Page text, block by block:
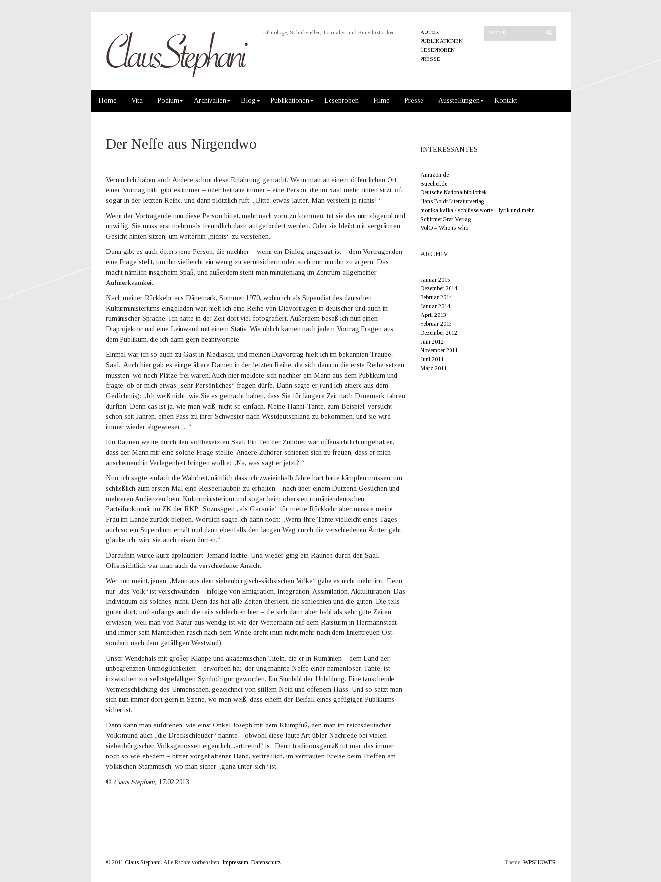
Ethnologe, Schriftsteller, Journalist und Kunsthistoriker
AUTOR
PUBLIKATIONEN
LESEPROBEN
PRESSE
Home Vita Podium Archivalien Blog Publikationen Leseproben Filme Presse Ausstellungen Kontakt
Der Neffe aus Nirgendwo
Vermutlich haben auch Andere schon diese Erfahrung gemacht. Wenn man an einem öffentlichen Ort
einen Vortrag hält, gibt es immer – oder beinahe immer – eine Person, die im Saal mehr hinten sitzt, oft
sogar in der letzten Reihe, und dann plötzlich ruft: „Bitte, etwas lauter. Man versteht ja nichts!“
Wenn der Vortragende nun diese Person bittet, mehr nach vorn zu kommen, tut sie das nur zögernd und
unwillig. Sie muss erst mehrmals freundlich dazu aufgefordert werden. Oder sie bleibt mit vergrämten
Gesicht hinten sitzen, um weiterhin „nichts“ zu verstehen.
Dann gibt es auch öfters jene Person, die nachher – wenn ein Dialog angesagt ist – dem Vortragenden
eine Frage stellt, um ihn vielleicht ein wenig zu verunsichern oder auch nur, um ihn zu ärgern. Das
macht nämlich insgeheim Spaß, und außerdem steht man minutenlang im Zentrum allgemeiner
Aufmerksamkeit.
Nach meiner Rückkehr aus Dänemark, Sommer 1970, wohin ich als Stipendiat des dänischen
Kulturministeriums eingeladen war, hielt ich eine Reihe von Diavorträgen in deutscher und auch in
rumänischer Sprache. Ich hatte in der Zeit dort viel fotografiert. Außerdem besaß ich nun einen
Diaprojektor und eine Leinwand mit einem Stativ. Wie üblich kamen nach jedem Vortrag Fragen aus
dem Publikum, die ich dann gern beantwortete.
Einmal war ich so auch zu Gast in Mediasch, und meinen Diavortrag hielt ich im bekannten Traube-
Saal. Auch hier gab es einige ältere Damen in der letzten Reihe, die sich dann in die erste Reihe setzen
mussten, wo noch Plätze frei waren. Auch hier meldete sich nachher ein Mann aus dem Publikum und
fragte, ob er mich etwas „sehr Persönliches“ fragen dürfe. Dann sagte er (und ich zitiere aus dem
Gedächtnis): „Ich weiß nicht, wie Sie es gemacht haben, dass Sie für längere Zeit nach Dänemark fahren
durften. Denn das ist ja, wie man weiß, nicht so einfach. Meine Hanni-Tante, zum Beispiel, versucht
schon seit Jahren, einen Pass zu ihrer Schwester nach Westdeutschland zu bekommen, und sie wird
immer wieder abgewiesen…“
Ein Raunen wehte durch den vollbesetzten Saal. Ein Teil der Zuhörer war offensichtlich ungehalten,
dass der Mann mir eine solche Frage stellte. Andere Zuhörer schienen sich zu freuen, dass er mich
anscheinend in Verlegenheit bringen wollte: „Na, was sagt er jetzt?!“
Nun, ich sagte einfach die Wahrheit, nämlich dass ich zweieinhalb Jahre hart hatte kämpfen müssen, um
schließlich zum ersten Mal eine Reiseerlaubnis zu erhalten – nach über einem Dutzend Gesuchen und
mehreren Audienzen beim Kulturministerium und sogar beim obersten rumäniendeutschen
Parteifunktionär im ZK der RKP. Sozusagen „als Garantie“ für meine Rückkehr aber musste meine
Frau im Lande zurück bleiben. Wörtlich sagte ich dann noch: „Wenn Ihre Tante vielleicht eines Tages
auch so ein Stipendium erhält und dann ebenfalls den langen Weg durch die verschiedenen Ämter geht,
glaube ich, wird sie auch reisen dürfen.“
Daraufhin wurde kurz applaudiert. Jemand lachte. Und wieder ging ein Raunen durch den Saal.
Offensichtlich war man auch da verschiedener Ansicht.
Wer nun meint, jenen „Mann aus dem siebenbürgisch-sächsischen Volke“ gäbe es nicht mehr, irrt. Denn
nur „das Volk“ ist verschwunden – infolge von Emigration, Integration, Assimilation, Akkulturation. Das
Individuum als solches, nicht. Denn das hat alle Zeiten überlebt, die schlechten und die guten. Die teils
guten dort, und anfangs auch die teils schlechten hier – die sich dann aber bald als sehr gute Zeiten
erwiesen, weil man von Natur aus wendig ist wie der Wetterhahn auf dem Ratsturm in Hermannstadt
und immer sein Mäntelchen rasch nach dem Winde dreht (nun nicht mehr nach dem linientreuen Ost-
sondern nach dem gefälligen Westwind).
Unser Wendehals mit großer Klappe und akademischen Titeln, die er in Rumänien – dem Land der
unbegrenzten Unmöglichkeiten – erworben hat, der ungenannte Neffe einer namenlosen Tante, ist
inzwischen zur selbstgefälligen Symbolfigur geworden. Ein Sinnbild der Unbildung. Eine täuschende
Vermenschlichung des Unmenschen, gezeichnet von stillem Neid und offenem Hass. Und so setzt man
sich nun immer dort gern in Szene, wo man weiß, dass einem der Beifall eines gefügigen Publikums
sicher ist.
Dann kann man aufdrehen, wie einst Onkel Joseph mit dem Klumpfuß, den man im reichsdeutschen
Volksmund auch „die Dreckschleuder“ nannte – obwohl diese laute Art übler Nachrede bei vielen
siebenbürgischen Volksgenossen eigentlich „artfremd“ ist. Denn traditionsgemäß tut man das immer
noch so wie ehedem – hinter vorgehaltener Hand, vertraulich, im vertrauten Kreise beim Treffen am
völkischen Stammtisch, wo man sicher „ganz unter sich“ ist.
© Claus Stephani, 17.02.2013
INTERESSANTES
Amazon.de
Buecher.de
Deutsche Nationalbibliothek
Hans Boldt Literaturverlag
monika kafka / schlüsselworte – lyrik und mehr
SchirmerGraf Verlag
VolO – Who-is-who
ARCHIV
Januar 2015
Dezember 2014
Februar 2014
Januar 2014
April 2013
Februar 2013
Dezember 2012
Juni 2012
November 2011
Juni 2011
März 2011
© 2011 Claus Stephani. Alle Rechte vorbehalten. Impressum. Datenschutz Theme: WPSHOWER